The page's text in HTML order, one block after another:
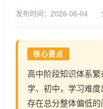
发布时间： 2026-06-04
核心要点
高中阶段知识体系
学、初中，学习难
存在总分整体偏低